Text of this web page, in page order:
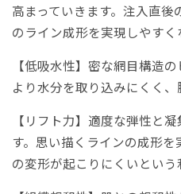
高まっていきます。注入直
のライン成形を実現しやすく
【低吸水性】密な網目構造
より水分を取り込みにくく、
【リフト力】適度な弾性と
す。思い描くラインの成形
の変形が起こりにくいという